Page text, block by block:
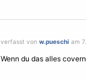
verfasst von w.pueschi am
Wenn du das alles